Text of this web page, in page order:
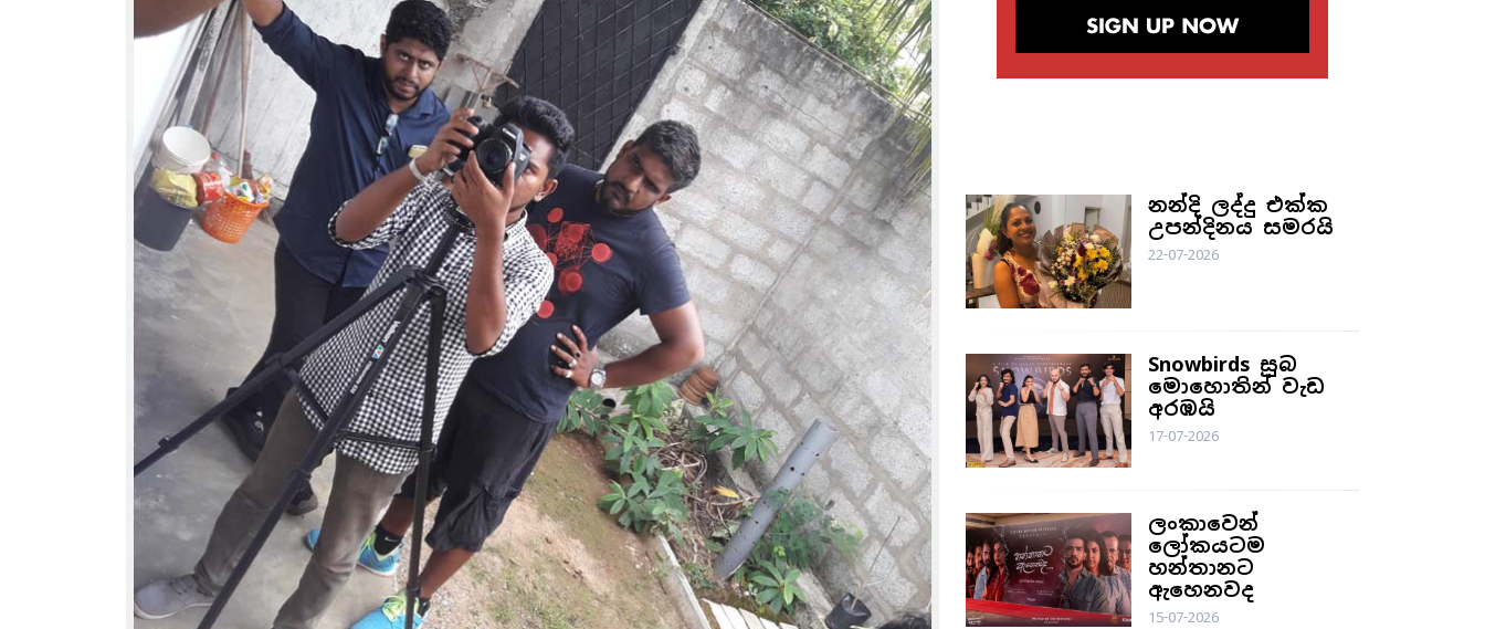
නන්දි ලද්දු එක්ක
උපන්දිනය සමරයි
22-07-2026
Snowbirds සුබ
මොහොතින් වැඩ
අරඹයි
17-07-2026
ලංකාවෙන්
ලෝකයටම
හන්තානට
ඇහෙනවද
15-07-2026